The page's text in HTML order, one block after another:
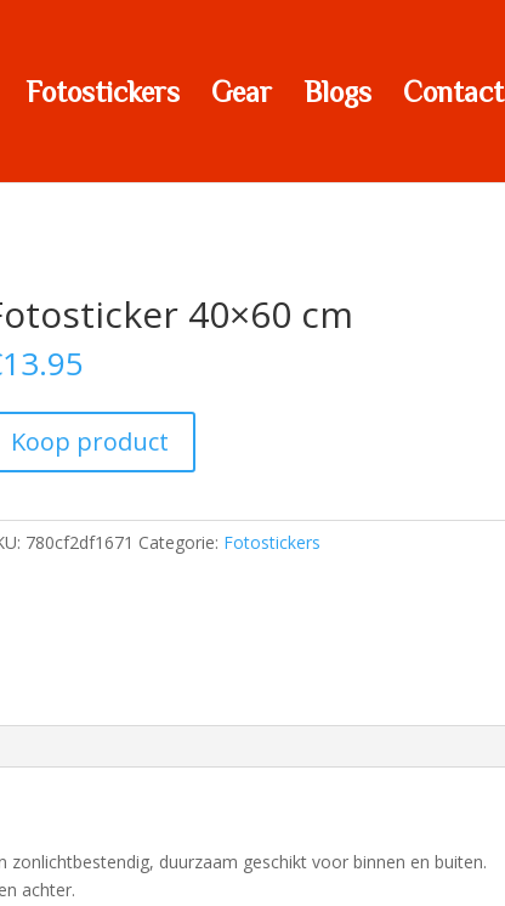
Fotostickers Gear Blogs Contact
40×60 cm
13.95
Koop product
780cf2df1671 Categorie: Fotostickers
duurzaam geschikt voor binnen en buiten.
achter.